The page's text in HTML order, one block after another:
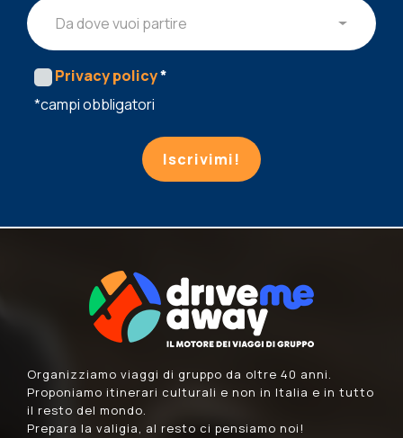
Da dove vuoi partire
Privacy policy*
*campi obbligatori
Iscrivimi!
Organizziamo viaggi di gruppo da oltre 40 anni.
Proponiamo itinerari culturali e non in Italia e in tutto
il resto del mondo.
Prepara la valigia, al resto ci pensiamo noi!